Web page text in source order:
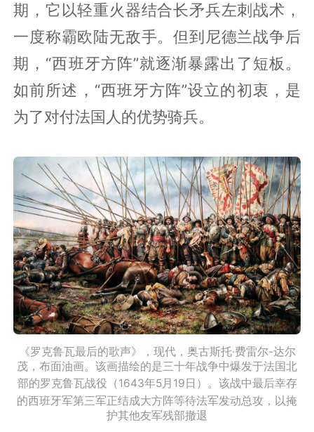
期，它以轻重火器结合长矛兵左刺战术，
一度称霸欧陆无敌手。但到尼德兰战争后
期，“西班牙方阵”就逐渐暴露出了短板。
如前所述，“西班牙方阵”设立的初衷，是
为了对付法国人的优势骑兵。
《罗克鲁瓦最后的歌声》，现代，奥古斯托·费雷尔-达尔
茂，布面油画。该画描绘的是三十年战争中爆发于法国北
部的罗克鲁瓦战役 （1643年5月19日） 。该战中最后幸存
的西班牙军第三军正结成大方阵等待法军发动总攻，以掩
护其他友军残部撤退